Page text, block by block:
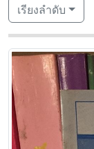
เรียงลำดับ